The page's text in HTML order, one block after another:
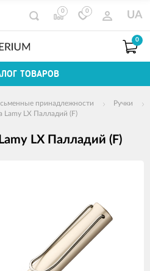
0 0 UA
0
ТОВАРОВ
принадлежности
Ручки
Lamy LX Палладий (F)
LX Палладий (F)